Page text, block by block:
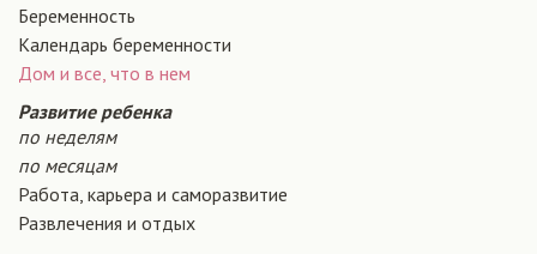
Беременность
Календарь беременности
Дом и все, что в нем
Развитие ребенка
по неделям
по месяцам
Работа, карьера и саморазвитие
Развлечения и отдых